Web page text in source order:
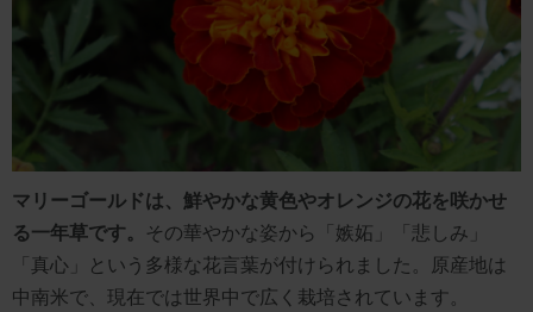
マリーゴールドは、鮮やかな黄色やオレンジの花を咲かせ
る一年草です。 その華やかな姿から「嫉妬」「悲しみ」
「真心」という多様な花言葉が付けられました。原産地は
中南米で、現在では世界中で広く栽培されています。